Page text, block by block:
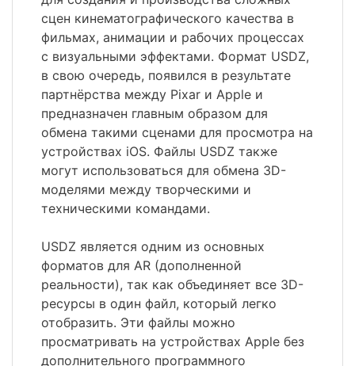
сцен кинематографического качества в
фильмах, анимации и рабочих процессах
с визуальными эффектами. Формат USDZ,
в свою очередь, появился в результате
партнёрства между Pixar и Apple и
предназначен главным образом для
обмена такими сценами для просмотра на
устройствах iOS. Файлы USDZ также
могут использоваться для обмена 3D-
моделями между творческими и
техническими командами.
USDZ является одним из основных
форматов для AR (дополненной
реальности), так как объединяет все 3D-
ресурсы в один файл, который легко
отобразить. Эти файлы можно
просматривать на устройствах Apple без
дополнительного программного